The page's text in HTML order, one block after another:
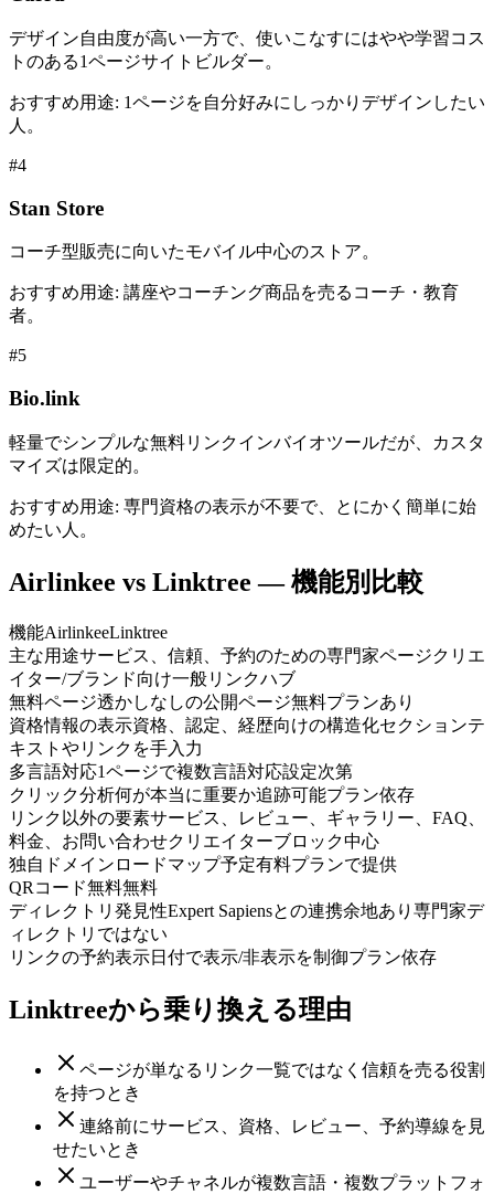
デザイン自由度が高い一方で、使いこなすにはやや学習コス
トのある1ページサイトビルダー。
おすすめ用途: 1ページを自分好みにしっかりデザインしたい
人。
#4
Stan Store
コーチ型販売に向いたモバイル中心のストア。
おすすめ用途: 講座やコーチング商品を売るコーチ・教育
者。
#5
Bio.link
軽量でシンプルな無料リンクインバイオツールだが、カスタ
マイズは限定的。
おすすめ用途: 専門資格の表示が不要で、とにかく簡単に始
めたい人。
Airlinkee vs Linktree — 機能別比較
機能AirlinkeeLinktree
主な用途サービス、信頼、予約のための専門家ページクリエ
イター/ブランド向け一般リンクハブ
無料ページ透かしなしの公開ページ無料プランあり
資格情報の表示資格、認定、経歴向けの構造化セクションテ
キストやリンクを手入力
多言語対応1ページで複数言語対応設定次第
クリック分析何が本当に重要か追跡可能プラン依存
リンク以外の要素サービス、レビュー、ギャラリー、FAQ、
料金、お問い合わせクリエイターブロック中心
独自ドメイン ロードマップ予定有料プランで提供
QRコード無料無料
ディレクトリ発見性Expert Sapiensとの連携余地あり 専門家デ
ィレクトリではない
リンクの予約表示日付で表示/非表示を制御プラン依存
Linktreeから乗り換える理由
ページが単なるリンク一覧ではなく信頼を売る役割
を持つとき
連絡前にサービス、資格、レビュー、予約導線を見
せたいとき
ユーザーやチャネルが複数言語・複数プラットフォ